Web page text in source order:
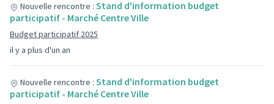
il y a plus d'un an
Nouvelle rencontre : Stand d'information budget
participatif - Marché Centre Ville
Budget participatif 2025
Nouvelle rencontre : Stand d'information budget
participatif - Marché Centre Ville